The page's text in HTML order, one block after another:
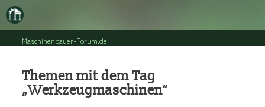
Maschinenbauer-Forum.de
Themen mit dem Tag
„Werkzeugmaschinen“